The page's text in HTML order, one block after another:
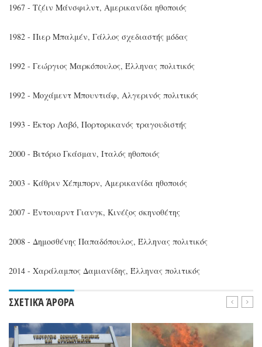
1967 - Τζέιν Μάνσφιλντ, Αμερικανίδα ηθοποιός
1982 - Πιερ Μπαλμέν, Γάλλος σχεδιαστής μόδας
1992 - Γεώργιος Μαρκόπουλος, Έλληνας πολιτικός
1992 - Μοχάμεντ Μπουντιάφ, Αλγερινός πολιτικός
1993 - Έκτορ Λαβό, Πορτορικανός τραγουδιστής
2000 - Βιτόριο Γκάσμαν, Ιταλός ηθοποιός
2003 - Κάθριν Χέπμπορν, Αμερικανίδα ηθοποιός
2007 - Έντουαρντ Γιανγκ, Κινέζος σκηνοθέτης
2008 - Δημοσθένης Παπαδόπουλος, Έλληνας πολιτικός
2014 - Χαράλαμπος Δαμιανίδης, Έλληνας πολιτικός
ΣΧΕΤΙΚΆ ΆΡΘΡΑ